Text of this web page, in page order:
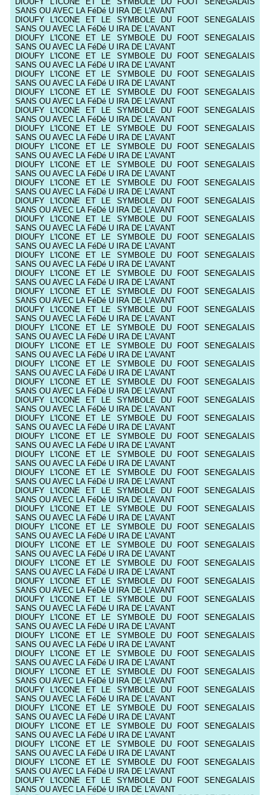
SANS OU AVEC LA FéDé U IRA DE L'AVANT
DIOUFY L'ICONE ET LE SYMBOLE DU FOOT SENEGALAIS
SANS OU AVEC LA FéDé U IRA DE L'AVANT
DIOUFY L'ICONE ET LE SYMBOLE DU FOOT SENEGALAIS
SANS OU AVEC LA FéDé U IRA DE L'AVANT
DIOUFY L'ICONE ET LE SYMBOLE DU FOOT SENEGALAIS
SANS OU AVEC LA FéDé U IRA DE L'AVANT
DIOUFY L'ICONE ET LE SYMBOLE DU FOOT SENEGALAIS
SANS OU AVEC LA FéDé U IRA DE L'AVANT
DIOUFY L'ICONE ET LE SYMBOLE DU FOOT SENEGALAIS
SANS OU AVEC LA FéDé U IRA DE L'AVANT
DIOUFY L'ICONE ET LE SYMBOLE DU FOOT SENEGALAIS
SANS OU AVEC LA FéDé U IRA DE L'AVANT
DIOUFY L'ICONE ET LE SYMBOLE DU FOOT SENEGALAIS
SANS OU AVEC LA FéDé U IRA DE L'AVANT
DIOUFY L'ICONE ET LE SYMBOLE DU FOOT SENEGALAIS
SANS OU AVEC LA FéDé U IRA DE L'AVANT
DIOUFY L'ICONE ET LE SYMBOLE DU FOOT SENEGALAIS
SANS OU AVEC LA FéDé U IRA DE L'AVANT
DIOUFY L'ICONE ET LE SYMBOLE DU FOOT SENEGALAIS
SANS OU AVEC LA FéDé U IRA DE L'AVANT
DIOUFY L'ICONE ET LE SYMBOLE DU FOOT SENEGALAIS
SANS OU AVEC LA FéDé U IRA DE L'AVANT
DIOUFY L'ICONE ET LE SYMBOLE DU FOOT SENEGALAIS
SANS OU AVEC LA FéDé U IRA DE L'AVANT
DIOUFY L'ICONE ET LE SYMBOLE DU FOOT SENEGALAIS
SANS OU AVEC LA FéDé U IRA DE L'AVANT
DIOUFY L'ICONE ET LE SYMBOLE DU FOOT SENEGALAIS
SANS OU AVEC LA FéDé U IRA DE L'AVANT
DIOUFY L'ICONE ET LE SYMBOLE DU FOOT SENEGALAIS
SANS OU AVEC LA FéDé U IRA DE L'AVANT
DIOUFY L'ICONE ET LE SYMBOLE DU FOOT SENEGALAIS
SANS OU AVEC LA FéDé U IRA DE L'AVANT
DIOUFY L'ICONE ET LE SYMBOLE DU FOOT SENEGALAIS
SANS OU AVEC LA FéDé U IRA DE L'AVANT
DIOUFY L'ICONE ET LE SYMBOLE DU FOOT SENEGALAIS
SANS OU AVEC LA FéDé U IRA DE L'AVANT
DIOUFY L'ICONE ET LE SYMBOLE DU FOOT SENEGALAIS
SANS OU AVEC LA FéDé U IRA DE L'AVANT
DIOUFY L'ICONE ET LE SYMBOLE DU FOOT SENEGALAIS
SANS OU AVEC LA FéDé U IRA DE L'AVANT
DIOUFY L'ICONE ET LE SYMBOLE DU FOOT SENEGALAIS
SANS OU AVEC LA FéDé U IRA DE L'AVANT
DIOUFY L'ICONE ET LE SYMBOLE DU FOOT SENEGALAIS
SANS OU AVEC LA FéDé U IRA DE L'AVANT
DIOUFY L'ICONE ET LE SYMBOLE DU FOOT SENEGALAIS
SANS OU AVEC LA FéDé U IRA DE L'AVANT
DIOUFY L'ICONE ET LE SYMBOLE DU FOOT SENEGALAIS
SANS OU AVEC LA FéDé U IRA DE L'AVANT
DIOUFY L'ICONE ET LE SYMBOLE DU FOOT SENEGALAIS
SANS OU AVEC LA FéDé U IRA DE L'AVANT
DIOUFY L'ICONE ET LE SYMBOLE DU FOOT SENEGALAIS
SANS OU AVEC LA FéDé U IRA DE L'AVANT
DIOUFY L'ICONE ET LE SYMBOLE DU FOOT SENEGALAIS
SANS OU AVEC LA FéDé U IRA DE L'AVANT
DIOUFY L'ICONE ET LE SYMBOLE DU FOOT SENEGALAIS
SANS OU AVEC LA FéDé U IRA DE L'AVANT
DIOUFY L'ICONE ET LE SYMBOLE DU FOOT SENEGALAIS
SANS OU AVEC LA FéDé U IRA DE L'AVANT
DIOUFY L'ICONE ET LE SYMBOLE DU FOOT SENEGALAIS
SANS OU AVEC LA FéDé U IRA DE L'AVANT
DIOUFY L'ICONE ET LE SYMBOLE DU FOOT SENEGALAIS
SANS OU AVEC LA FéDé U IRA DE L'AVANT
DIOUFY L'ICONE ET LE SYMBOLE DU FOOT SENEGALAIS
SANS OU AVEC LA FéDé U IRA DE L'AVANT
DIOUFY L'ICONE ET LE SYMBOLE DU FOOT SENEGALAIS
SANS OU AVEC LA FéDé U IRA DE L'AVANT
DIOUFY L'ICONE ET LE SYMBOLE DU FOOT SENEGALAIS
SANS OU AVEC LA FéDé U IRA DE L'AVANT
DIOUFY L'ICONE ET LE SYMBOLE DU FOOT SENEGALAIS
SANS OU AVEC LA FéDé U IRA DE L'AVANT
DIOUFY L'ICONE ET LE SYMBOLE DU FOOT SENEGALAIS
SANS OU AVEC LA FéDé U IRA DE L'AVANT
DIOUFY L'ICONE ET LE SYMBOLE DU FOOT SENEGALAIS
SANS OU AVEC LA FéDé U IRA DE L'AVANT
DIOUFY L'ICONE ET LE SYMBOLE DU FOOT SENEGALAIS
SANS OU AVEC LA FéDé U IRA DE L'AVANT
DIOUFY L'ICONE ET LE SYMBOLE DU FOOT SENEGALAIS
SANS OU AVEC LA FéDé U IRA DE L'AVANT
DIOUFY L'ICONE ET LE SYMBOLE DU FOOT SENEGALAIS
SANS OU AVEC LA FéDé U IRA DE L'AVANT
DIOUFY L'ICONE ET LE SYMBOLE DU FOOT SENEGALAIS
SANS OU AVEC LA FéDé U IRA DE L'AVANT
DIOUFY L'ICONE ET LE SYMBOLE DU FOOT SENEGALAIS
SANS OU AVEC LA FéDé U IRA DE L'AVANT
DIOUFY L'ICONE ET LE SYMBOLE DU FOOT SENEGALAIS
SANS OU AVEC LA FéDé U IRA DE L'AVANT